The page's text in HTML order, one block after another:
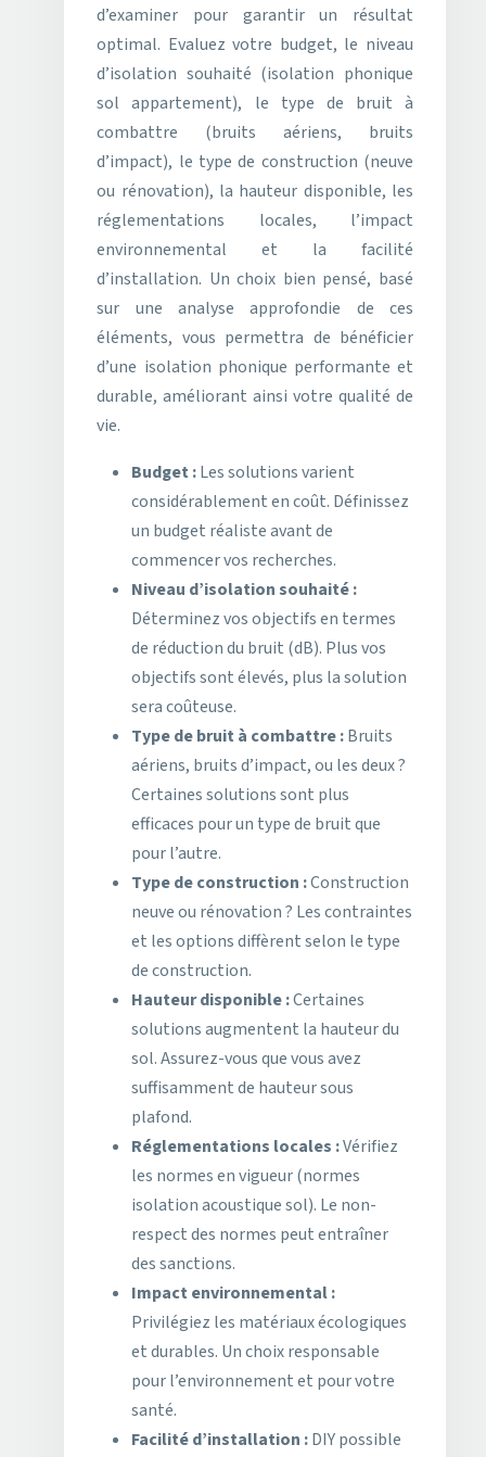
d’examiner pour garantir un résultat
optimal. Evaluez votre budget, le niveau
d’isolation souhaité (isolation phonique
sol appartement), le type de bruit à
combattre (bruits aériens, bruits
d’impact), le type de construction (neuve
ou rénovation), la hauteur disponible, les
réglementations locales, l’impact
environnemental et la facilité
d’installation. Un choix bien pensé, basé
sur une analyse approfondie de ces
éléments, vous permettra de bénéficier
d’une isolation phonique performante et
durable, améliorant ainsi votre qualité de
vie.
Budget :Les solutions varient
considérablement en coût. Définissez
un budget réaliste avant de
commencer vos recherches.
Niveau d’isolation souhaité :
Déterminez vos objectifs en termes
de réduction du bruit (dB). Plus vos
objectifs sont élevés, plus la solution
sera coûteuse.
Type de bruit à combattre :Bruits
aériens, bruits d’impact, ou les deux ?
Certaines solutions sont plus
efficaces pour un type de bruit que
pour l’autre.
Type de construction :Construction
neuve ou rénovation ? Les contraintes
et les options diffèrent selon le type
de construction.
Hauteur disponible :Certaines
solutions augmentent la hauteur du
sol. Assurez-vous que vous avez
suffisamment de hauteur sous
plafond.
Réglementations locales :Vérifiez
les normes en vigueur (normes
isolation acoustique sol). Le non-
respect des normes peut entraîner
des sanctions.
Impact environnemental :
Privilégiez les matériaux écologiques
et durables. Un choix responsable
pour l’environnement et pour votre
santé.
Facilité d’installation :DIY possible